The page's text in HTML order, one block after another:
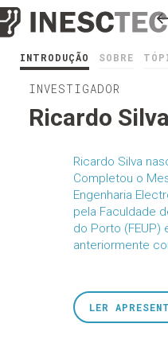
INTRODUÇÃO SOBRE
INVESTIGADOR
Ricardo Silva
Ricardo Silva
Completou o
Engenharia
pela Faculdade
do Porto (FEUP)
anteriormente
LER